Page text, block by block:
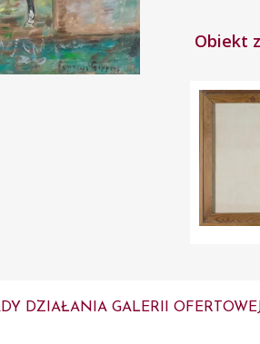
Obiekt
DZIAŁANIA GALERII